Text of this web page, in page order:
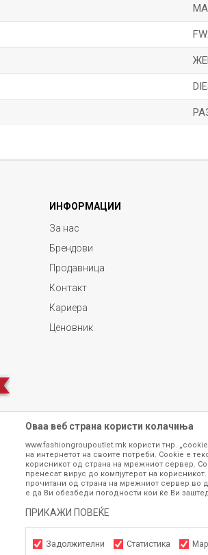
ИНФОРМАЦИИ
За нас
Брендови
Продавница
Контакт
Кариера
Ценовник
околу производите кои се изложени на нашата
се без ниту една грешка или пак дека сите
дојде до потреба за замена на производ
не на телефонскиот број 070 275 363 или на е-
Оваа веб страна користи колачиња
www.fashiongroupoutlet.mk користи тнр.
на интернетот на своите потреби. Cookie е
корисникот од страна на мрежниот сервер.
пренесат вирус до компјутерот на
прочитани од страна на мрежниот сервер во
е да Ви обезбеди погодности кои ќе Ви
ПРИКАЖИ ПОВЕЌЕ
Задолжителни Статистика